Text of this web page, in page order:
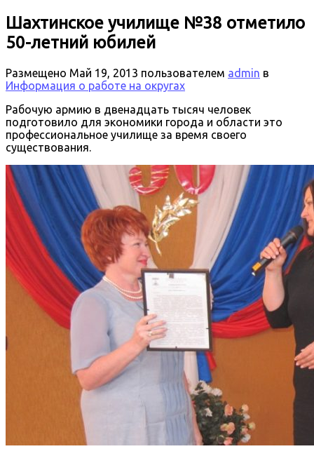
Шахтинское училище №38 отметило
50-летний юбилей
Размещено Май 19, 2013 пользователем admin в
Информация о работе на округах
Рабочую армию в двенадцать тысяч человек
подготовило для экономики города и области это
профессиональное училище за время своего
существования.